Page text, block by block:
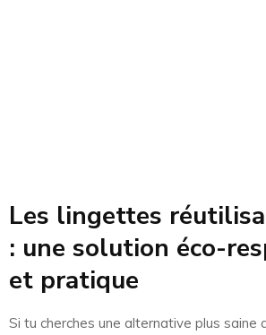
Les lingettes
: une solution éco-
et pratique
Si tu cherches une alternative plus saine